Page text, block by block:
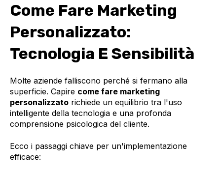
Come Fare Marketing
Personalizzato:
Tecnologia E Sensibilità
Molte aziende falliscono perché si fermano alla
superficie. Capire come fare marketing
personalizzato richiede un equilibrio tra l'uso
intelligente della tecnologia e una profonda
comprensione psicologica del cliente.
Ecco i passaggi chiave per un'implementazione
efficace: